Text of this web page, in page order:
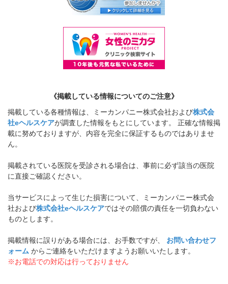
《掲載している情報についてのご注意》
掲載している各種情報は、ミーカンパニー株式会社および株式会
社eヘルスケアが調査した情報をもとにしています。 正確な情報掲
載に努めておりますが、内容を完全に保証するものではありませ
ん。
掲載されている医院を受診される場合は、事前に必ず該当の医院
に直接ご確認ください。
当サービスによって生じた損害について、ミーカンパニー株式会
社および株式会社eヘルスケアではその賠償の責任を一切負わない
ものとします。
掲載情報に誤りがある場合には、お手数ですが、 お問い合わせフ
ォーム からご連絡をいただけますようお願いいたします。
※お電話での対応は行っておりません